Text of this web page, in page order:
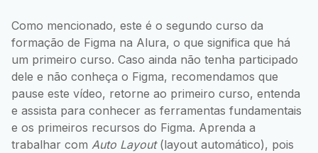
Como mencionado, este é o segundo curso da
formação de Figma na Alura, o que significa que há
um primeiro curso. Caso ainda não tenha participado
dele e não conheça o Figma, recomendamos que
pause este vídeo, retorne ao primeiro curso, entenda
e assista para conhecer as ferramentas fundamentais
e os primeiros recursos do Figma. Aprenda a
trabalhar com Auto Layout(layout automático), pois